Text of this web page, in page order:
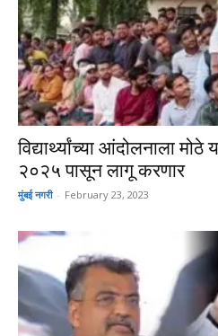
विद्यार्थ्यांच्या आंदोलनाला
२०२५ पासून लागू करणार
मुंबई नगरी - February 23, 2023